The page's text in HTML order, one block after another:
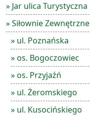
» Jar ulica Turystyczna
» Siłownie Zewnętrzne
» ul. Poznańska
» os. Bogoczowiec
» os. Przyjaźń
» ul. Żeromskiego
» ul. Kusocińskiego